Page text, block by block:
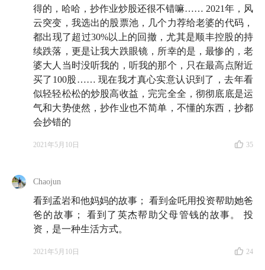
得的，哈哈，抄作业炒股还很不错嘛…… 2021年，风
云突变，我选出的股票池，几个力荐给老婆的代码，
都出现了超过30%以上的回撤，尤其是顺丰控股的持
续跌落，更是让我大跌眼镜，所幸的是，最惨的，老
婆大人当时没听我的，听我的那个，只在最高点附近
买了100股…… 现在我才真心实意认识到了，去年看
似轻轻松松的炒股高收益，完完全全，彻彻底底是运
气和大势使然，抄作业也不简单，不懂的东西，抄都
会抄错的
2021年5月10日 35
Chaojun
看到孟岩和他妈妈的故事； 看到金吒用投资帮助她爸
爸的故事； 看到了英杰帮助父母管钱的故事。 投
资，是一种生活方式。
2021年5月10日 24